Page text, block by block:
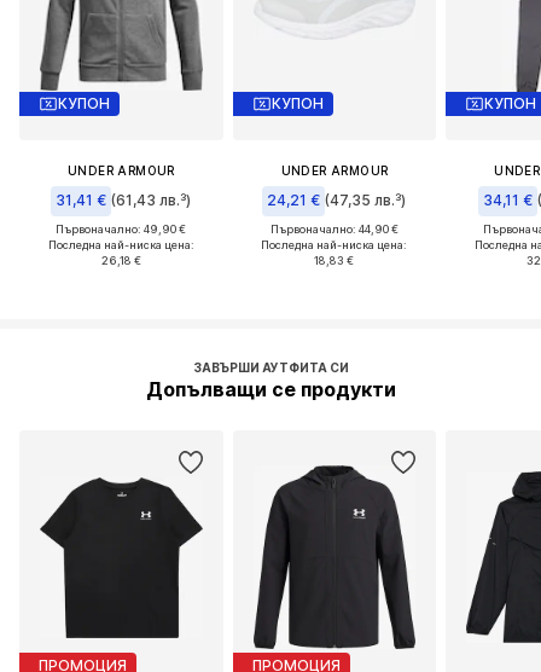
КУПОН
UNDER ARMOUR
31,41 € (61,43 лв.³)
Първоначално: 49,90 €
Последна най-ниска цена:
26,18 €
КУПОН
UNDER ARMOUR
24,21 € (47,35 лв.³)
Първоначално: 44,90 €
Последна най-ниска цена:
18,83 €
КУПОН
34,11 €
Последна
ЗАВЪРШИ АУТФИТА СИ
Допълващи се продукти
ПРОМОЦИЯ ПРОМОЦИЯ